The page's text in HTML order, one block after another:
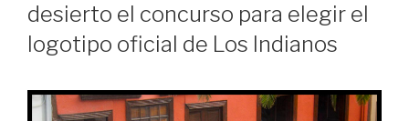
desierto el concurso para elegir el
logotipo oficial de Los Indianos